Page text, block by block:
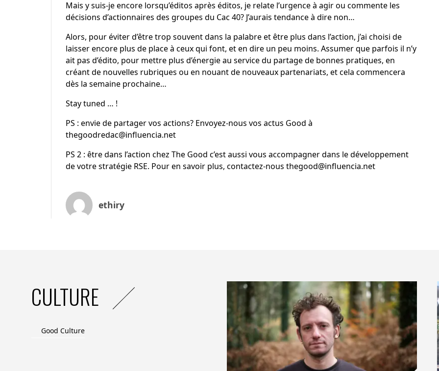
Mais y suis-je encore lorsqu’éditos après éditos, je relate l’urgence à agir ou commente les
décisions d’actionnaires des groupes du Cac 40? J’aurais tendance à dire non…
Alors, pour éviter d’être trop souvent dans la palabre et être plus dans l’action, j’ai choisi de
laisser encore plus de place à ceux qui font, et en dire un peu moins. Assumer que parfois il n’y
ait pas d’édito, pour mettre plus d’énergie au service du partage de bonnes pratiques, en
créant de nouvelles rubriques ou en nouant de nouveaux partenariats, et cela commencera
dès la semaine prochaine…
Stay tuned … !
PS : envie de partager vos actions? Envoyez-nous vos actus Good à
thegoodredac@influencia.net
PS 2 : être dans l’action chez The Good c’est aussi vous accompagner dans le développement
devotre stratégie RSE. Pour en savoir plus, contactez-nous thegood@influencia.net
ethiry
CULTURE
Good Culture